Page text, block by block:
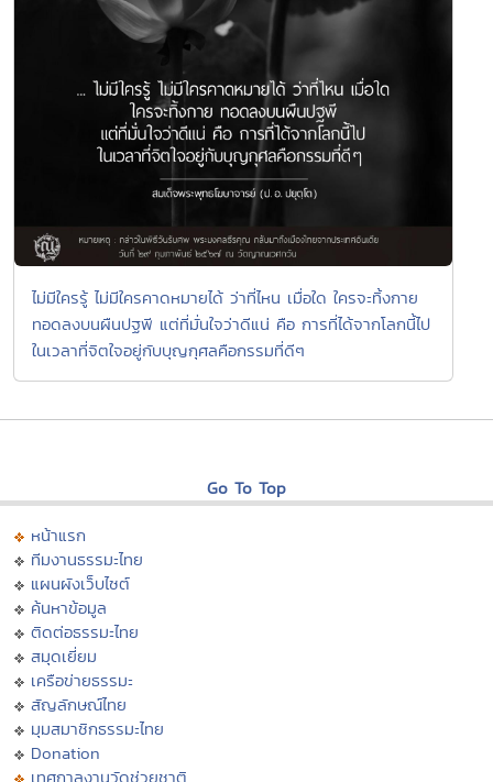
ไม่มีใครรู้ ไม่มีใครคาดหมายได้ ว่าที่ไหน เมื่อใด ใครจะทิ้งกาย
ทอดลงบนผืนปฐพี แต่ที่มั่นใจว่าดีแน่ คือ การที่ได้จากโลกนี้ไป
ในเวลาที่จิตใจอยู่กับบุญกุศลคือกรรมที่ดีๆ
Go To Top
หน้าแรก
ทีมงานธรรมะไทย
แผนผังเว็บไซต์
ค้นหาข้อมูล
ติดต่อธรรมะไทย
สมุดเยี่ยม
เครือข่ายธรรมะ
สัญลักษณ์ไทย
มุมสมาชิกธรรมะไทย
Donation
เทศกาลงานวัดช่วยชาติ